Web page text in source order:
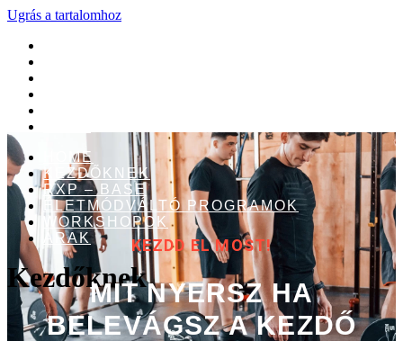
Ugrás a tartalomhoz
HOME
KEZDŐKNEK
RXP – BASE
ÉLETMÓDVÁLTÓ PROGRAMOK
WORKSHOPOK
ÁRAK
Kezdőknek
KEZDD EL MOST!
MIT NYERSZ HA
BELEVÁGSZ A KEZDŐ